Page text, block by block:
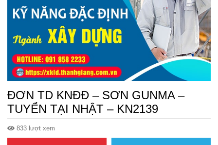
ĐƠN TD KNĐĐ – SƠN GUNMA –
TUYỂN TẠI NHẬT – KN2139
833 lượt xem